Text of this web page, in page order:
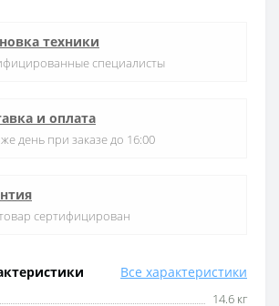
Все характеристики
14.6 кг
техники
специалисты
и оплата
день при заказе до 16:00
сертифицирован